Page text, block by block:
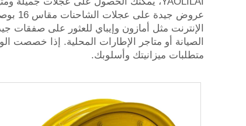
متطلبات ميزانيتك وأسلوبك.